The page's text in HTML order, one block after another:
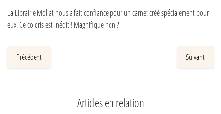
La Librairie Mollat nous a fait confiance pour un carnet créé spécialement pour
eux. Ce coloris est inédit ! Magnifique non ?
Précédent Suivant
Articles en relation